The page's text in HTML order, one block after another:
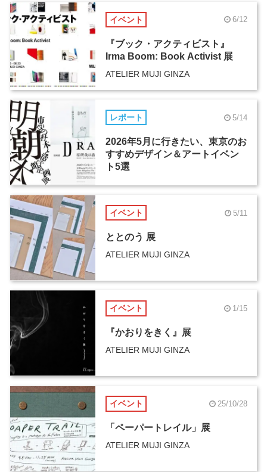
イベント 6/12
『ブック・アクティビスト』
Irma Boom: Book Activist 展
ATELIER MUJI GINZA
レポート 5/14
2026年5月に行きたい、東京のお
すすめデザイン＆アートイベン
ト5選
イベント 5/11
ととのう 展
ATELIER MUJI GINZA
イベント 1/15
『かおりをきく』展
ATELIER MUJI GINZA
イベント 25/10/28
「ペーパートレイル」展
ATELIER MUJI GINZA